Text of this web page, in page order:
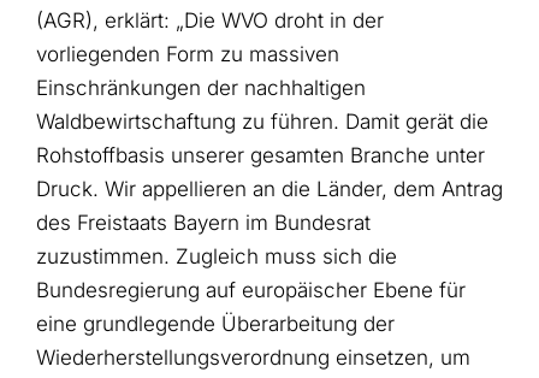
(AGR), erklärt: „Die WVO droht in der
vorliegenden Form zu massiven
Einschränkungen der nachhaltigen
Waldbewirtschaftung zu führen. Damit gerät die
Rohstoffbasis unserer gesamten Branche unter
Druck. Wir appellieren an die Länder, dem Antrag
des Freistaats Bayern im Bundesrat
zuzustimmen. Zugleich muss sich die
Bundesregierung auf europäischer Ebene für
eine grundlegende Überarbeitung der
Wiederherstellungsverordnung einsetzen, um